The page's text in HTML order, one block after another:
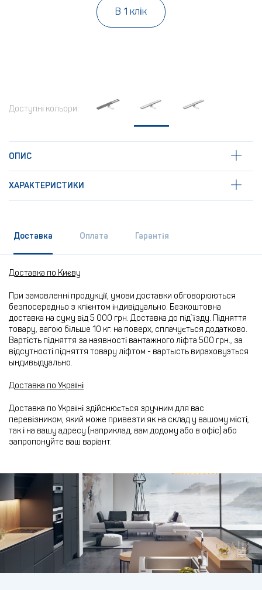
В 1 клік
Доступні кольори:
ОПИС
ХАРАКТЕРИСТИКИ
Доставка Оплата Гарантія
Доставка по Києву
При замовленні продукції, умови доставки обговорюються
безпосередньо з клієнтом індивідуально. Безкоштовна
доставка на суму від 5 000 грн. Доставка до під`їзду. Підняття
товару, вагою більше 10 кг. на поверх, сплачується додатково.
Вартість підняття за наявності вантажного ліфта 500 грн., за
відсутності підняття товару ліфтом - вартысть вираховуэться
ындивыдуально.
Доставка по Україні
Доставка по Україні здійснюється зручним для вас
перевізником, який може привезти як на склад у вашому місті,
так і на вашу адресу (наприклад, вам додому або в офіс) або
запропонуйте ваш варіант.